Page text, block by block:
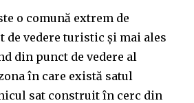
o comună extrem de
de vedere turistic și mai ales
din punct de vedere al
în care există satul
sat construit în cerc din